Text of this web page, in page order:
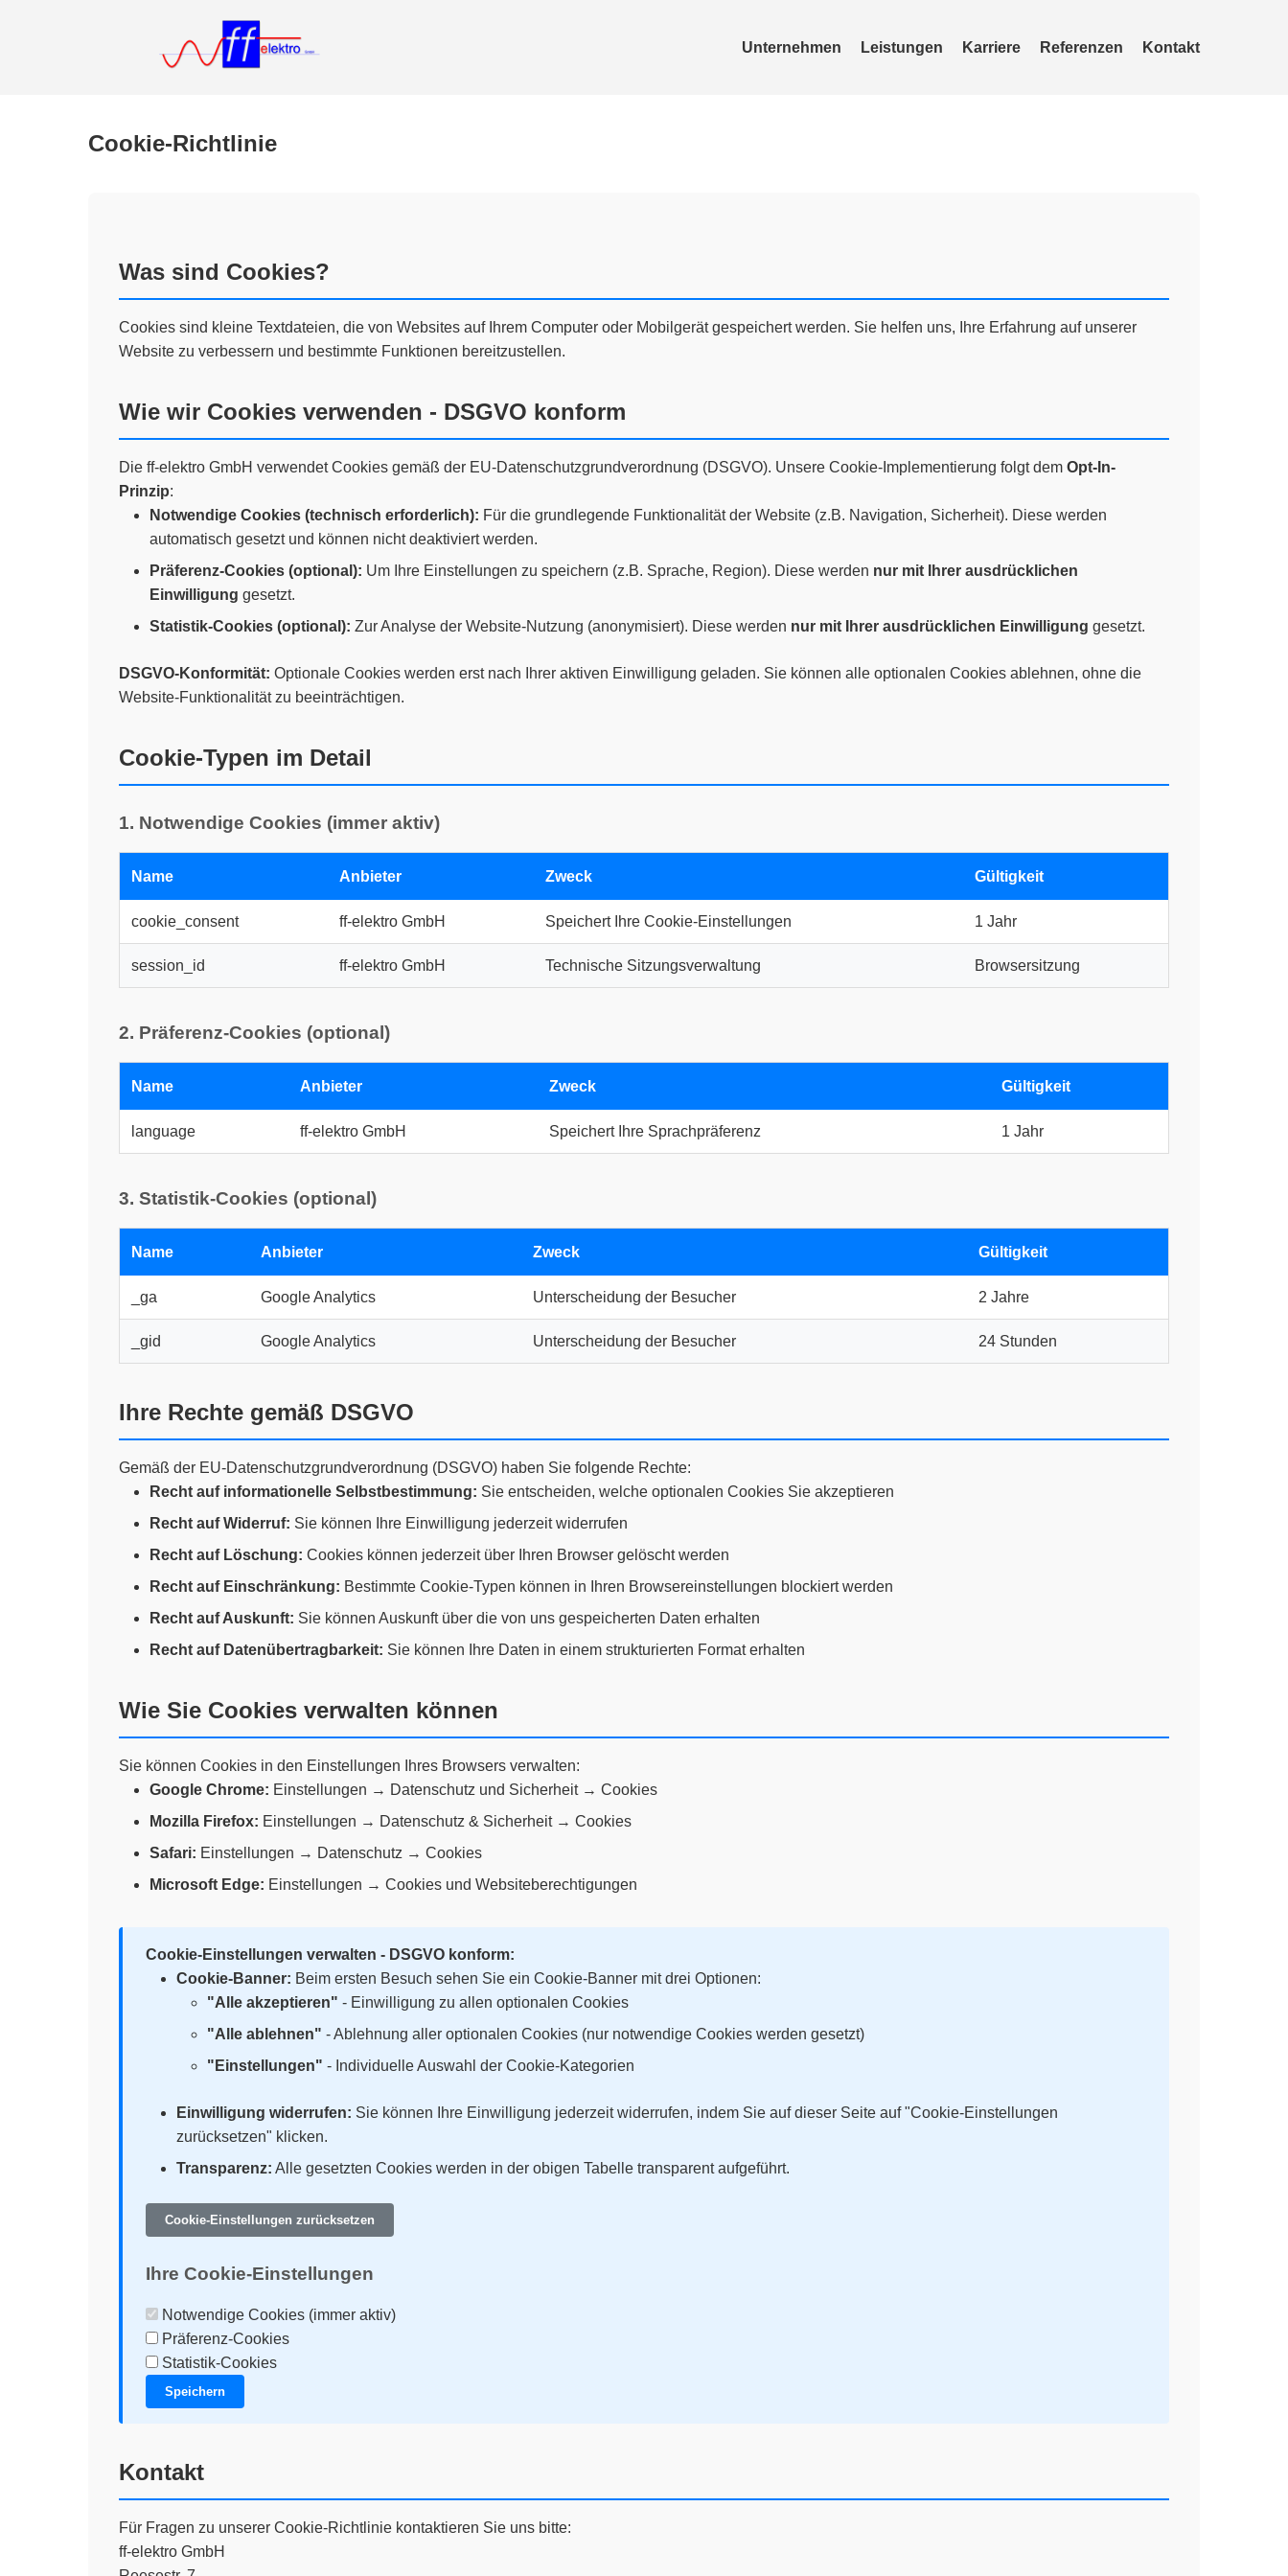
Unternehmen Leistungen Karriere Referenzen Kontakt
Cookie-Richtlinie
Was sind Cookies?
Cookies sind kleine Textdateien, die von Websites auf Ihrem Computer oder Mobilgerät gespeichert werden. Sie helfen uns, Ihre Erfahrung auf unserer
Website zu verbessern und bestimmte Funktionen bereitzustellen.
Wie wir Cookies verwenden - DSGVO konform
Die ff-elektro GmbH verwendet Cookies gemäß der EU-Datenschutzgrundverordnung (DSGVO). Unsere Cookie-Implementierung folgt dem Opt-In-
Prinzip:
Notwendige Cookies (technisch erforderlich): Für die grundlegende Funktionalität der Website (z.B. Navigation, Sicherheit). Diese werden
automatisch gesetzt und können nicht deaktiviert werden.
Präferenz-Cookies (optional): Um Ihre Einstellungen zu speichern (z.B. Sprache, Region). Diese werden nur mit Ihrer ausdrücklichen
Einwilligung gesetzt.
Statistik-Cookies (optional): Zur Analyse der Website-Nutzung (anonymisiert). Diese werden nur mit Ihrer ausdrücklichen Einwilligung gesetzt.
DSGVO-Konformität: Optionale Cookies werden erst nach Ihrer aktiven Einwilligung geladen. Sie können alle optionalen Cookies ablehnen, ohne die
Website-Funktionalität zu beeinträchtigen.
Cookie-Typen im Detail
1. Notwendige Cookies (immer aktiv)
Name Anbieter Zweck Gültigkeit
cookie_consent ff-elektro GmbH Speichert Ihre Cookie-Einstellungen 1 Jahr
session_id ff-elektro GmbH Technische Sitzungsverwaltung Browsersitzung
2. Präferenz-Cookies (optional)
Name Anbieter Zweck Gültigkeit
language ff-elektro GmbH Speichert Ihre Sprachpräferenz 1 Jahr
3. Statistik-Cookies (optional)
Name Anbieter Zweck Gültigkeit
_ga Google Analytics Unterscheidung der Besucher 2 Jahre
_gid Google Analytics Unterscheidung der Besucher 24 Stunden
Ihre Rechte gemäß DSGVO
Gemäß der EU-Datenschutzgrundverordnung (DSGVO) haben Sie folgende Rechte:
Recht auf informationelle Selbstbestimmung: Sie entscheiden, welche optionalen Cookies Sie akzeptieren
Recht auf Widerruf: Sie können Ihre Einwilligung jederzeit widerrufen
Recht auf Löschung: Cookies können jederzeit über Ihren Browser gelöscht werden
Recht auf Einschränkung: Bestimmte Cookie-Typen können in Ihren Browsereinstellungen blockiert werden
Recht auf Auskunft: Sie können Auskunft über die von uns gespeicherten Daten erhalten
Recht auf Datenübertragbarkeit: Sie können Ihre Daten in einem strukturierten Format erhalten
Wie Sie Cookies verwalten können
Sie können Cookies in den Einstellungen Ihres Browsers verwalten:
Google Chrome: Einstellungen → Datenschutz und Sicherheit → Cookies
Mozilla Firefox: Einstellungen → Datenschutz & Sicherheit → Cookies
Safari: Einstellungen → Datenschutz → Cookies
Microsoft Edge: Einstellungen → Cookies und Websiteberechtigungen
Cookie-Einstellungen verwalten - DSGVO konform:
Cookie-Banner: Beim ersten Besuch sehen Sie ein Cookie-Banner mit drei Optionen:
"Alle akzeptieren" - Einwilligung zu allen optionalen Cookies
"Alle ablehnen" - Ablehnung aller optionalen Cookies (nur notwendige Cookies werden gesetzt)
"Einstellungen" - Individuelle Auswahl der Cookie-Kategorien
Einwilligung widerrufen: Sie können Ihre Einwilligung jederzeit widerrufen, indem Sie auf dieser Seite auf "Cookie-Einstellungen
zurücksetzen" klicken.
Transparenz: Alle gesetzten Cookies werden in der obigen Tabelle transparent aufgeführt.
Cookie-Einstellungen zurücksetzen
Ihre Cookie-Einstellungen
Notwendige Cookies (immer aktiv)
Präferenz-Cookies
Statistik-Cookies
Speichern
Kontakt
Für Fragen zu unserer Cookie-Richtlinie kontaktieren Sie uns bitte:
ff-elektro GmbH